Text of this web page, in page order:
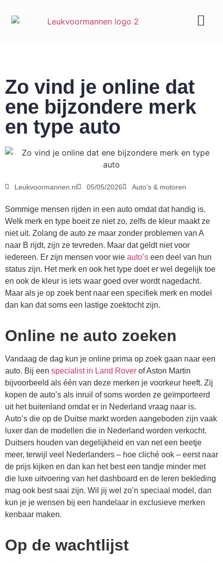
Zo vind je online dat
ene bijzondere merk
en type auto
Leukvoormannen.nl 05/05/2026 Auto’s & motoren
Sommige mensen rijden in een auto omdat dat handig is.
Welk merk en type boeit ze niet zo, zelfs de kleur maakt ze
niet uit. Zolang de auto ze maar zonder problemen van A
naar B rijdt, zijn ze tevreden. Maar dat geldt niet voor
iedereen. Er zijn mensen voor wie auto’s een deel van hun
status zijn. Het merk en ook het type doet er wel degelijk toe
en ook de kleur is iets waar goed over wordt nagedacht.
Maar als je op zoek bent naar een specifiek merk en model
dan kan dat soms een lastige zoektocht zijn.
Online ne auto zoeken
Vandaag de dag kun je online prima op zoek gaan naar een
auto. Bij een specialist in Land Rover of Aston Martin
bijvoorbeeld als één van deze merken je voorkeur heeft. Zij
kopen de auto’s als inruil of soms worden ze geïmporteerd
uit het buitenland omdat er in Nederland vraag naar is.
Auto’s die op de Duitse markt worden aangeboden zijn vaak
luxer dan de modellen die in Nederland worden verkocht.
Duitsers houden van degelijkheid en van net een beetje
meer, terwijl veel Nederlanders – hoe cliché ook – eerst naar
de prijs kijken en dan kan het best een tandje minder met
die luxe uitvoering van het dashboard en de leren bekleding
mag ook best saai zijn. Wil jij wel zo’n speciaal model, dan
kun je je wensen bij een handelaar in exclusieve merken
kenbaar maken.
Op de wachtlijst